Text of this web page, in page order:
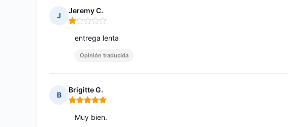
J
Jeremy C.
Nota: 1 de 5
entrega lenta
Opinión traducida
B
Brigitte G.
Nota: 5 de 5
Muy bien.